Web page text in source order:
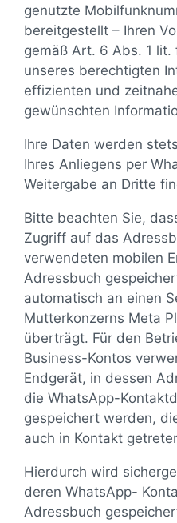
genutzte
bereitgestellt – Ihren
gemäß Art. 6 Abs. 1 lit.
unseres berechtigten
effizienten und
gewünschten
Ihre Daten werden
Ihres Anliegens per
Weitergabe an Dritte
Bitte beachten Sie,
Zugriff auf das
verwendeten mobilen
Adressbuch
automatisch an einen
Mutterkonzerns Meta
überträgt. Für den
Business-Kontos
Endgerät, in dessen
die WhatsApp-
gespeichert werden,
auch in Kontakt
Hierdurch wird
deren WhatsApp-
Adressbuch